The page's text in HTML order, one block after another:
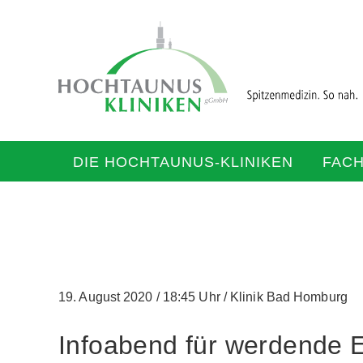
DIE HOCHTAUNUS-KLINIKEN
19. August 2020 /18:45 Uhr /Klinik Bad Homburg
Infoabend für werdende